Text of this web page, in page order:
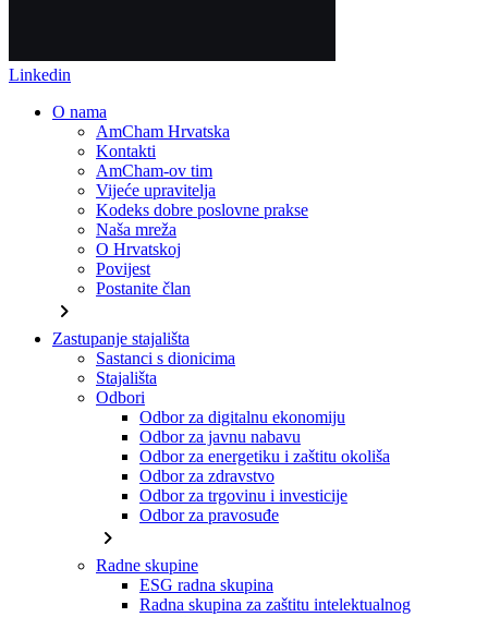
Linkedin
O nama
AmCham Hrvatska
Kontakti
AmCham-ov tim
Vijeće upravitelja
Kodeks dobre poslovne prakse
Naša mreža
O Hrvatskoj
Povijest
Postanite član
chevron_right
Zastupanje stajališta
Sastanci s dionicima
Stajališta
Odbori
Odbor za digitalnu ekonomiju
Odbor za javnu nabavu
Odbor za energetiku i zaštitu okoliša
Odbor za zdravstvo
Odbor za trgovinu i investicije
Odbor za pravosuđe
chevron_right
Radne skupine
ESG radna skupina
Radna skupina za zaštitu intelektualnog